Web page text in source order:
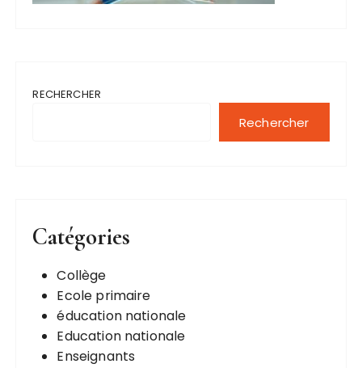
RECHERCHER
Rechercher
Catégories
Collège
Ecole primaire
éducation nationale
Education nationale
Enseignants